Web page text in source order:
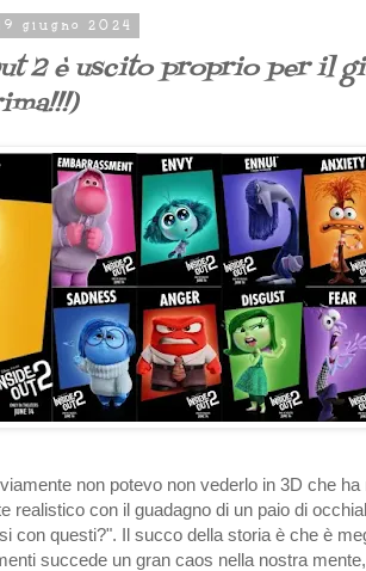
giugno 2024
2 è uscito proprio per il
non potevo non vederlo in 3D che
realistico con il guadagno di un paio di
con questi?". Il succo della storia è che è
succede un gran caos nella nostra